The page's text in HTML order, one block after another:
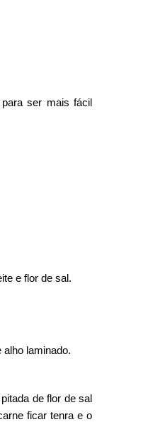
ser mais fácil
e flor de sal.
laminado.
de flor de sal
ficar tenra e o